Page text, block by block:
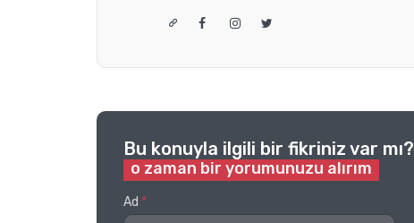
Bu konuyla ilgili bir fikriniz var mı?
Ad *